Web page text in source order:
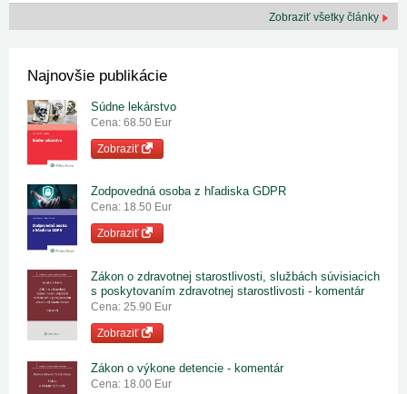
Zobraziť všetky články
Najnovšie publikácie
Súdne lekárstvo
Cena: 68.50 Eur
Zobraziť
Zodpovedná osoba z hľadiska GDPR
Cena: 18.50 Eur
Zobraziť
Zákon o zdravotnej starostlivosti, službách súvisiacich
s poskytovaním zdravotnej starostlivosti - komentár
Cena: 25.90 Eur
Zobraziť
Zákon o výkone detencie - komentár
Cena: 18.00 Eur